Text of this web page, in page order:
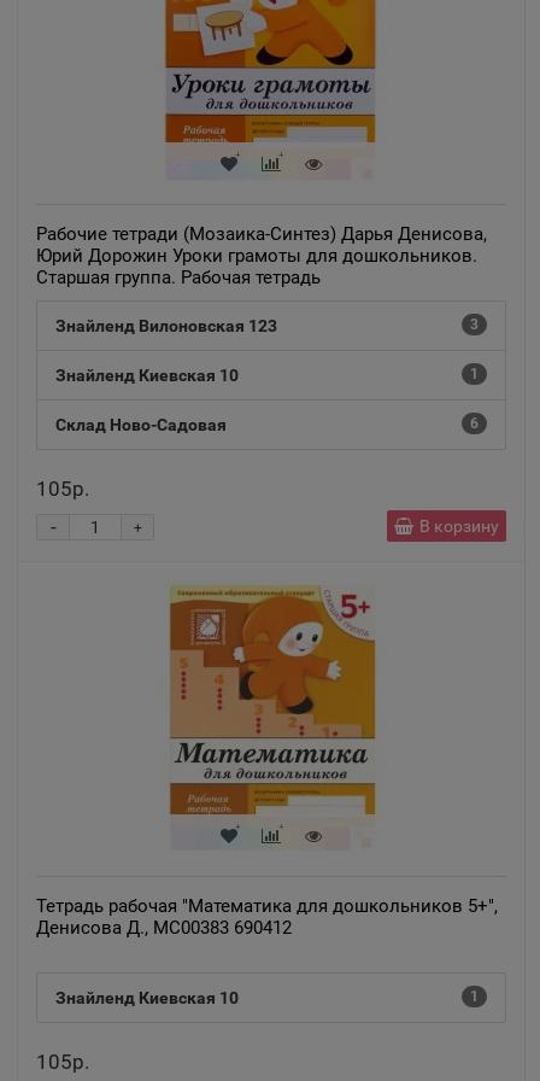
Ростовская область
Республика Тыва
📍
Аксай
Алагир
Свердловская область
Чувашская Республика
📍
Алейск
Алтайский край
Рабочие тетради (Мозаика-Синтез) Дарья Денисова,
Юрий Дорожин Уроки грамоты для дошкольников.
Старшая группа. Рабочая тетрадь
Знайленд Вилоновская 123 3
Знайленд Киевская 10 1
Склад Ново-Садовая 6
105р.
+
- В корзину
Тетрадь рабочая "Математика для дошкольников 5+",
Денисова Д., МС00383 690412
Знайленд Киевская 10 1
105р.